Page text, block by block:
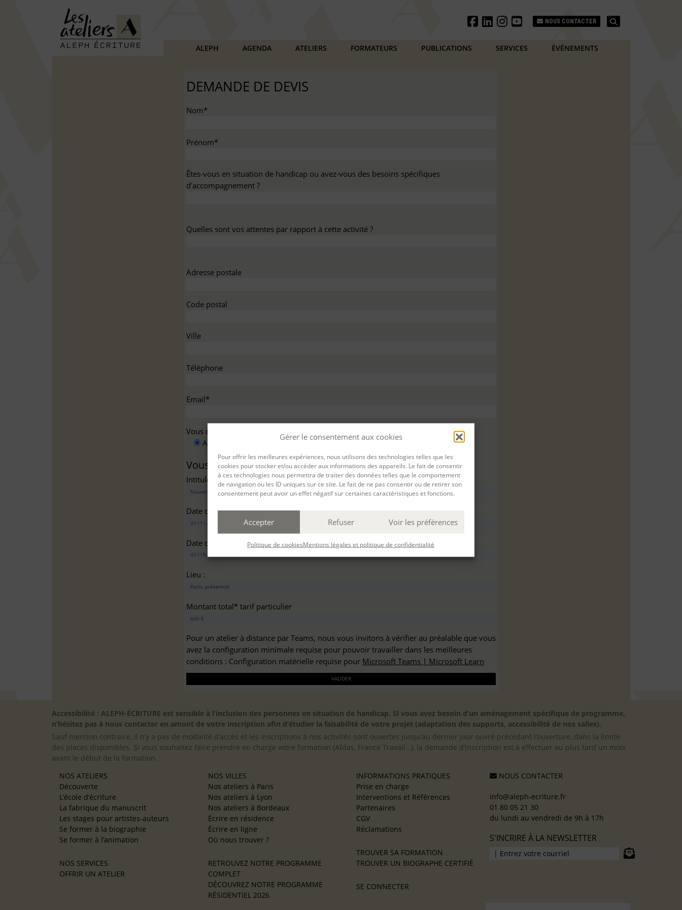
Gérer le consentement aux cookies
Pour offrir les meilleures expériences, nous utilisons des technologies telles que les
cookies pour stocker et/ou accéder aux informations des appareils. Le fait de consentir
à ces technologies nous permettra de traiter des données telles que le comportement
de navigation ou les ID uniques sur ce site. Le fait de ne pas consentir ou de retirer son
consentement peut avoir un effet négatif sur certaines caractéristiques et fonctions.
Accepter Refuser Voir les préférences
Politique de cookiesMentions légales et politique de confidentialité
NOUS CONTACTER
ALEPH AGENDA ATELIERS FORMATEURS PUBLICATIONS SERVICES ÉVÉNEMENTS
DEMANDE DE DEVIS
Nom*
Prénom*
Êtes-vous en situation de handicap ou avez-vous des besoins spécifiques
d'accompagnement ?
Quelles sont vos attentes par rapport à cette activité ?
Adresse postale
Code postal
Ville
Téléphone
Email*
Vous demandez ce devis :
A titre personnel
Pour bénéficier d’un financement
Vous souhaitez vous inscrire à :
Intitulé(s)*
Date de début*
Date de fin*
Lieu :
Montant total* tarif particulier
Pour un atelier à distance par Teams, nous vous invitons à vérifier au préalable que vous
avez la configuration minimale requise pour pouvoir travailler dans les meilleures
conditions : Configuration matérielle requise pour Microsoft Teams | Microsoft Learn
Accessibilité : ALEPH-ÉCRITURE est sensible à l’inclusion des personnes en situation de handicap. Si vous avez besoin d’un aménagement spécifique de programme,
n’hésitez pas à nous contacter en amont de votre inscription afin d’étudier la faisabilité de votre projet (adaptation des supports, accessibilité de nos salles).
Sauf mention contraire, il n’y a pas de modalité d’accès et les inscriptions à nos activités sont ouvertes jusqu’au dernier jour ouvré précédant l’ouverture, dans la limite
des places disponibles. Si vous souhaitez faire prendre en charge votre formation (Afdas, France Travail…), la demande d’inscription est à effectuer au plus tard un mois
avant le début de la formation.
NOS ATELIERS
Découverte
L’école d’écriture
La fabrique du manuscrit
Les stages pour artistes-auteurs
Se former à la biographie
Se former à l’animation
NOS SERVICES
OFFRIR UN ATELIER
NOS VILLES
Nos ateliers à Paris
Nos ateliers à Lyon
Nos ateliers à Bordeaux
Écrire en résidence
Écrire en ligne
Où nous trouver ?
RETROUVEZ NOTRE PROGRAMME
COMPLET
DÉCOUVREZ NOTRE PROGRAMME
RÉSIDENTIEL 2026
INFORMATIONS PRATIQUES
Prise en charge
Interventions et Références
Partenaires
CGV
Réclamations
TROUVER SA FORMATION
TROUVER UN BIOGRAPHE CERTIFIÉ
SE CONNECTER
NOUS CONTACTER
info@aleph-ecriture.fr
01 80 05 21 30
du lundi au vendredi de 9h à 17h
S'INCRIRE À LA NEWSLETTER